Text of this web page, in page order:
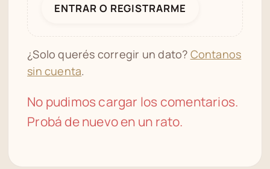
ENTRAR O REGISTRARME
¿Solo querés corregir un dato? Contanos
sin cuenta.
No pudimos cargar los comentarios.
Probá de nuevo en un rato.